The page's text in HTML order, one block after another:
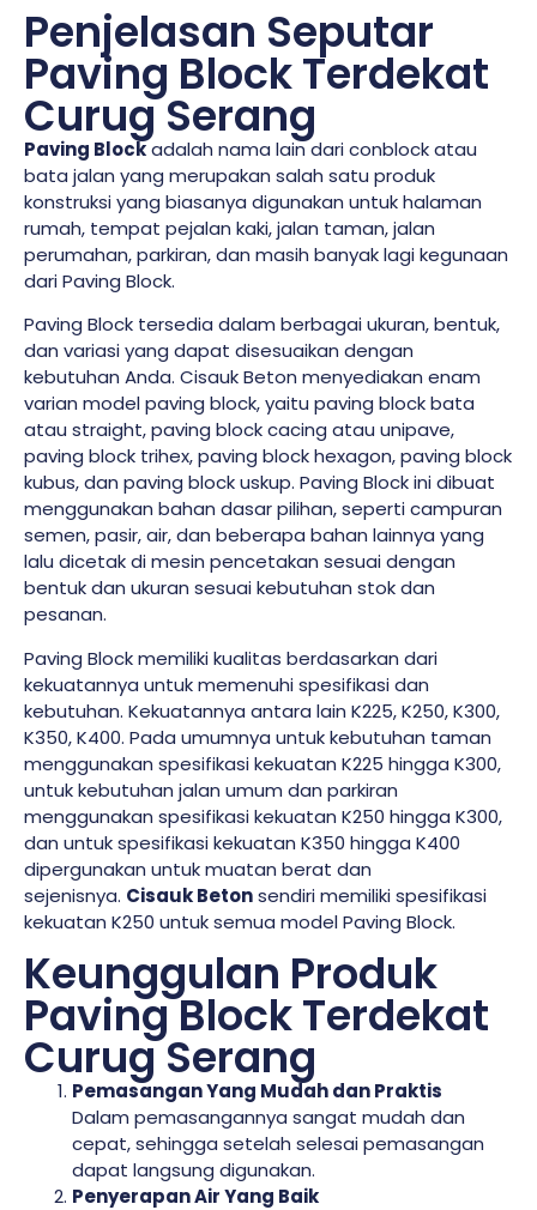
Penjelasan Seputar
Paving Block Terdekat
Curug Serang
Paving Blockadalah nama lain dari conblock atau
bata jalan yang merupakan salah satu produk
konstruksi yang biasanya digunakan untuk halaman
rumah, tempat pejalan kaki, jalan taman, jalan
perumahan, parkiran, dan masih banyak lagi kegunaan
dari Paving Block.
Paving Block tersedia dalam berbagai ukuran, bentuk,
dan variasi yang dapat disesuaikan dengan
kebutuhan Anda. Cisauk Beton menyediakan enam
varian model paving block, yaitu paving block bata
atau straight, paving block cacing atau unipave,
paving block trihex, paving block hexagon, paving block
kubus, dan paving block uskup. Paving Block ini dibuat
menggunakan bahan dasar pilihan, seperti campuran
semen, pasir, air, dan beberapa bahan lainnya yang
lalu dicetak di mesin pencetakan sesuai dengan
bentuk dan ukuran sesuai kebutuhan stok dan
pesanan.
Paving Block memiliki kualitas berdasarkan dari
kekuatannya untuk memenuhi spesifikasi dan
kebutuhan. Kekuatannya antara lain K225, K250, K300,
K350, K400. Pada umumnya untuk kebutuhan taman
menggunakan spesifikasi kekuatan K225 hingga K300,
untuk kebutuhan jalan umum dan parkiran
menggunakan spesifikasi kekuatan K250 hingga K300,
dan untuk spesifikasi kekuatan K350 hingga K400
dipergunakan untuk muatan berat dan
sejenisnya. Cisauk Betonsendiri memiliki spesifikasi
kekuatan K250 untuk semua model Paving Block.
Keunggulan Produk
Paving Block Terdekat
Curug Serang
Pemasangan Yang Mudah dan Praktis
Dalam pemasangannya sangat mudah dan
cepat, sehingga setelah selesai pemasangan
dapat langsung digunakan.
Penyerapan Air Yang Baik